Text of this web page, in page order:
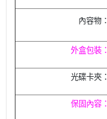
內容物：
外盒包裝：
光碟卡夾：
保固內容：